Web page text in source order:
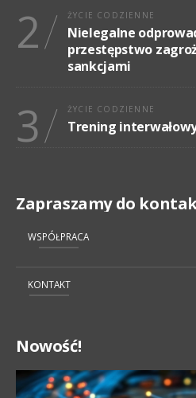
2 ŻYCIE CODZIENNE
Nielegalne
przestępstwo
sankcjami
3 ŻYCIE CODZIENNE
Trening
Zapraszamy do
WSPÓŁPRACA
KONTAKT
Nowość!